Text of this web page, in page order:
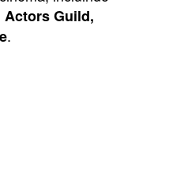
Actors Guild,
.